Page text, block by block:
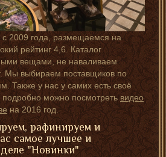
2009 года, размещаемся на
рейтинг 4,6. Каталог
вещами, не наваливаем
Мы выбираем поставщиков по
Также у нас у самих есть своё
подробно можно посмотретьвидео
на 2016 год.
рафинируем и
самое лучшее и
"Новинки"